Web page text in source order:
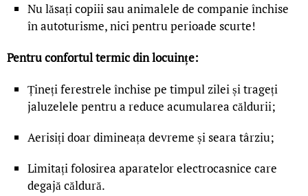
Nu lăsați copiii sau animalele de companie închise
în autoturisme, nici pentru perioade scurte!
Pentru confortul termic din locuințe:
Țineți ferestrele închise pe timpul zilei și trageți
jaluzelele pentru a reduce acumularea căldurii;
Aerisiți doar dimineața devreme și seara târziu;
Limitați folosirea aparatelor electrocasnice care
degajă căldură.